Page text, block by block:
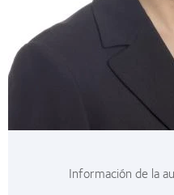
Información de la